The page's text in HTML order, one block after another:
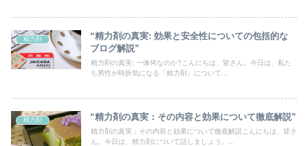
精力剤
“精力剤の真実: 効果と安全性についての包括的な
ブログ解説”
精力剤の真実: 一体何なのか?こんにちは、皆さん。今日は、私た
ち男性が時折気になる「精力剤」について...
精力剤 “精力剤の真実：その内容と効果について徹底解説”
精力剤の真実：その内容と効果について徹底解説こんにちは、皆さ
ん。今日は、精力剤について話しましょう。...